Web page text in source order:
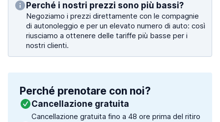
Perché i nostri prezzi sono più bassi?
Negoziamo i prezzi direttamente con le compagnie
di autonoleggio e per un elevato numero di auto: così
riusciamo a ottenere delle tariffe più basse per i
nostri clienti.
Perché prenotare con noi?
Cancellazione gratuita
Cancellazione gratuita fino a 48 ore prima del ritiro